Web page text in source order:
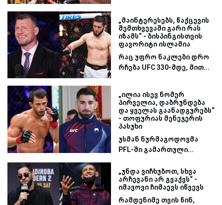
„მაინტერესებს, წაქცევის
შემთხვევაში გარი რას
იზამს“ - ბისპინგისთვის
ფავორიტი ისლამია
რაც უფრო ნაკლები დრო
რჩება UFC 330-მდე, მით...
„ილია ისევ ნომერ
პირველია, დაბრუნდება
და ყველას გაანადგურებს“
- თოფურიას მენეჯერის
პასუხი
უსმან ნურმაგოდოვმა
PFL-ში გამართული...
„უნდა ვიჩხუბოთ, სხვა
არჩევანი არ გვაქვს“ -
იმავოვი ჩიმაევს იწვევს
რამდენიმე თვის წინ,